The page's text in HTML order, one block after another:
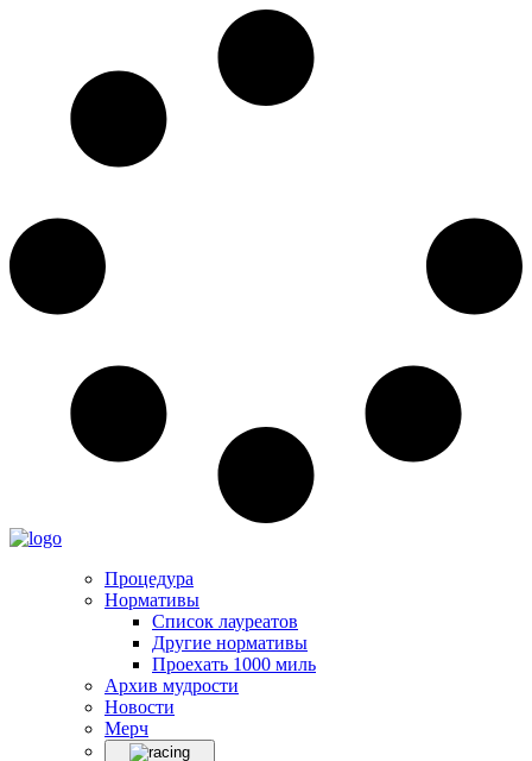
Процедура
Нормативы
Список лауреатов
Другие нормативы
Проехать 1000 миль
Архив мудрости
Новости
Мерч